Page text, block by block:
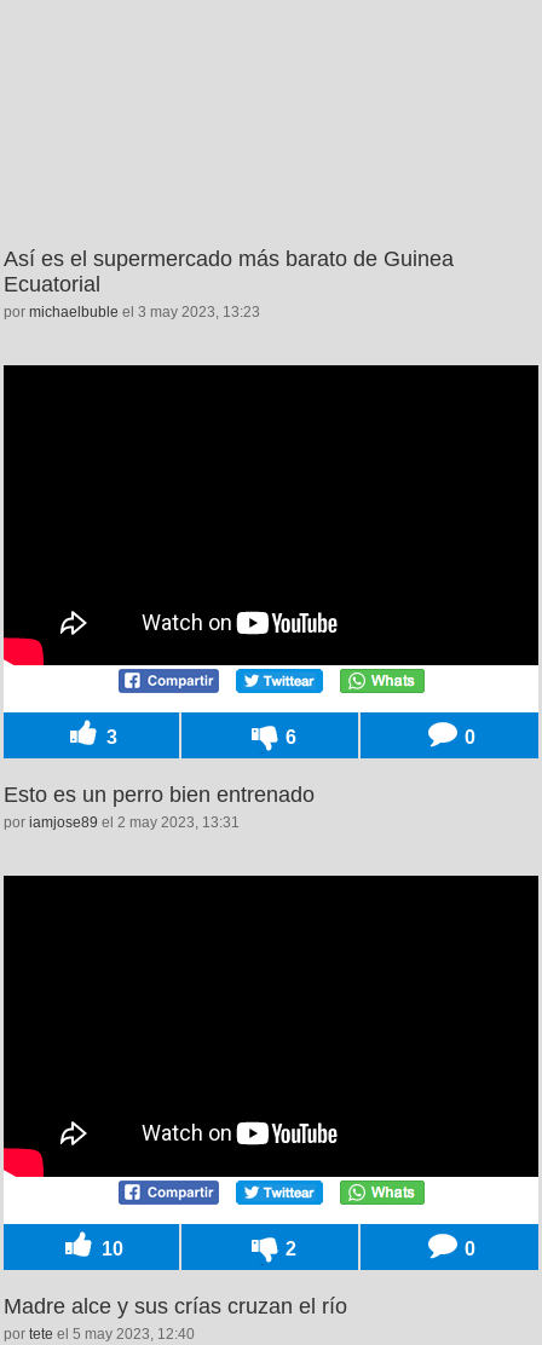
Así es el supermercado más barato de Guinea
Ecuatorial
por michaelbuble el 3 may 2023, 13:23
3 6 0
Esto es un perro bien entrenado
por iamjose89 el 2 may 2023, 13:31
10 2 0
Madre alce y sus crías cruzan el río
por tete el 5 may 2023, 12:40